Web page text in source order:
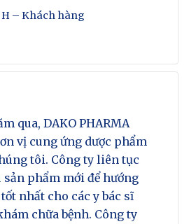
– Khách hàng
qua, DAKO PHARMA
vị cung ứng dược phẩm
tôi. Công ty liên tục
sản phẩm mới để hướng
nhất cho các y bác sĩ
chữa bệnh. Công ty